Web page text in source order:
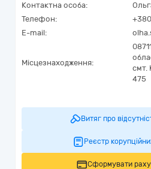
Контактна особа:
Телефон:
E-mail:
Місцезнаходження:
смт.
475
Витяг про
Реєстр
Сформувати